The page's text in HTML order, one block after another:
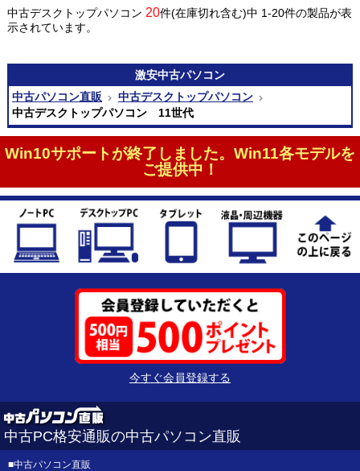
中古デスクトップパソコン 20件(在庫切れ含む)中 1-20件の製品が表
示されています。
激安中古パソコン
中古パソコン直販
中古デスクトップパソコン
中古デスクトップパソコン 11世代
Win10サポートが終了しました。Win11各モデルを
ご提供中！
今すぐ会員登録する
中古PC格安通販の中古パソコン直販
■中古パソコン直販